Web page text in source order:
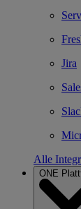
Jira
Alle
ONE